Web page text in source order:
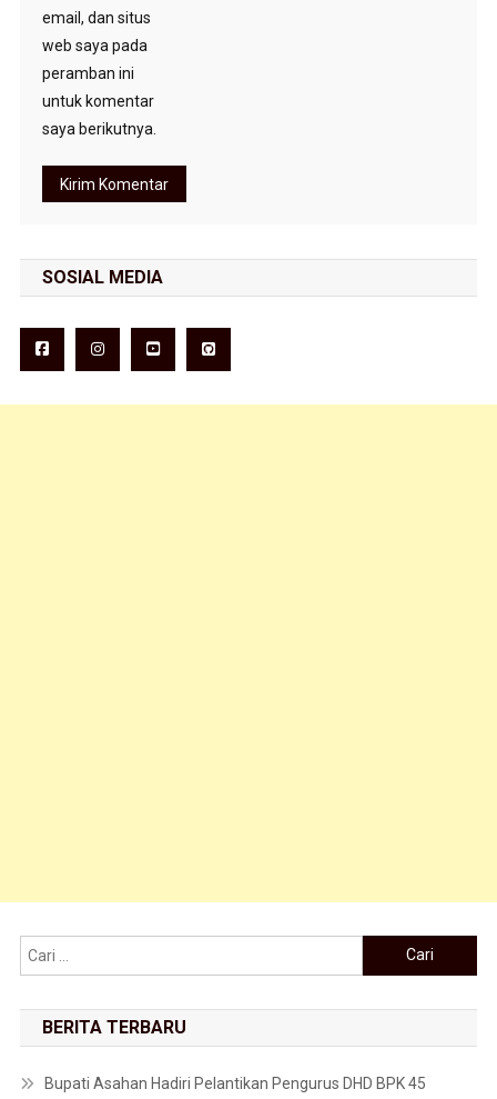
email, dan situs
web saya pada
peramban ini
untuk komentar
saya berikutnya.
SOSIAL MEDIA
Cari untuk:
BERITA TERBARU
Bupati Asahan Hadiri Pelantikan Pengurus DHD BPK 45